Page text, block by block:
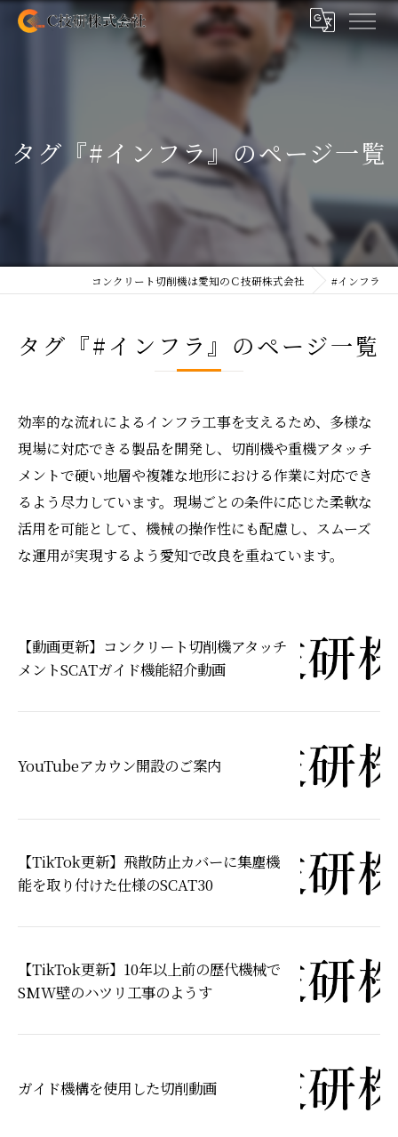
タグ『#インフラ』のページ一覧
コンクリート切削機は愛知のＣ技研株式会社 #インフラ
タグ『#インフラ』のページ一覧
効率的な流れによるインフラ工事を支えるため、多様な
現場に対応できる製品を開発し、切削機や重機アタッチ
メントで硬い地層や複雑な地形における作業に対応でき
るよう尽力しています。現場ごとの条件に応じた柔軟な
活用を可能として、機械の操作性にも配慮し、スムーズ
な運用が実現するよう愛知で改良を重ねています。
【動画更新】コンクリート切削機アタッチ
メントSCATガイド機能紹介動画
YouTubeアカウン開設のご案内
【TikTok更新】飛散防止カバーに集塵機
能を取り付けた仕様のSCAT30
【TikTok更新】10年以上前の歴代機械で
SMW壁のハツリ工事のようす
ガイド機構を使用した切削動画